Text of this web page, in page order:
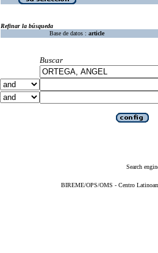
Refinar la búsqueda
Base de datos : article
Buscar
Search
BIREME/OPS/OMS - Centro